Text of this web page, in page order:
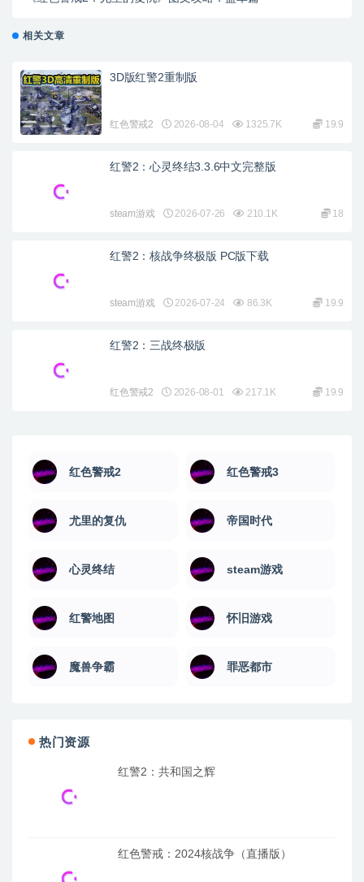
相关文章
3D版红警2重制版
红色警戒2 2026-08-04 1325.7K 19.9
红警2：心灵终结3.3.6中文完整版
steam游戏 2026-07-26 210.1K 18
红警2：核战争终极版 PC版下载
steam游戏 2026-07-24 86.3K 19.9
红警2：三战终极版
红色警戒2 2026-08-01 217.1K 19.9
红色警戒2 红色警戒3
尤里的复仇 帝国时代
心灵终结 steam游戏
红警地图 怀旧游戏
魔兽争霸 罪恶都市
热门资源
红警2：共和国之辉
红色警戒：2024核战争（直播版）